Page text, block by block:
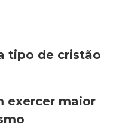
tipo de cristão
exercer maior